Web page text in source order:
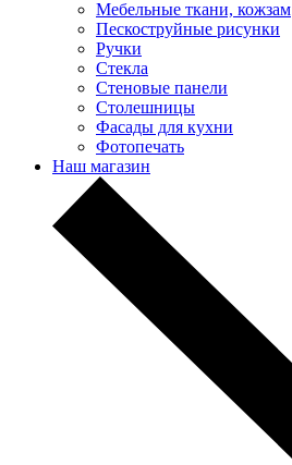
Мебельные ткани, кожзам
Пескоструйные рисунки
Ручки
Стекла
Стеновые панели
Столешницы
Фасады для кухни
Фотопечать
Наш магазин